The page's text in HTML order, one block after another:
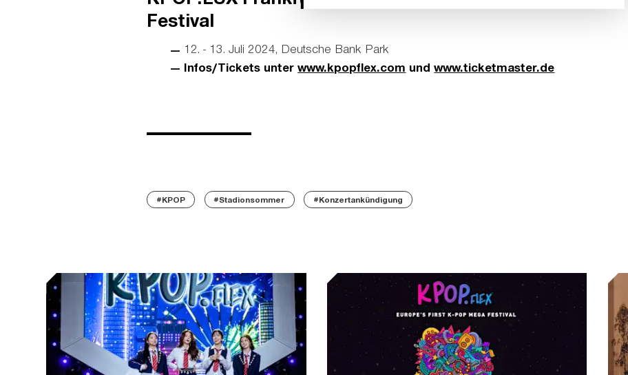
Festival
12. - 13. Juli 2024, Deutsche Bank Park
Infos/Tickets unterwww.kpopflex.com undwww.ticketmaster.de
#KPOP #Stadionsommer #Konzertankündigung